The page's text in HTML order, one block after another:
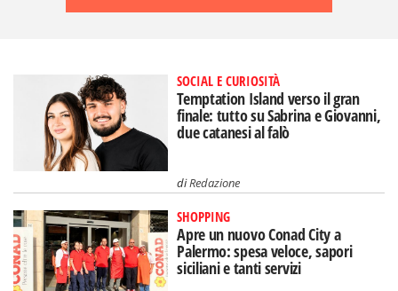
SOCIAL E CURIOSITÀ
Temptation Island verso il gran
finale: tutto su Sabrina e Giovanni,
due catanesi al falò
diRedazione
SHOPPING
Apre un nuovo Conad City a
Palermo: spesa veloce, sapori
siciliani e tanti servizi